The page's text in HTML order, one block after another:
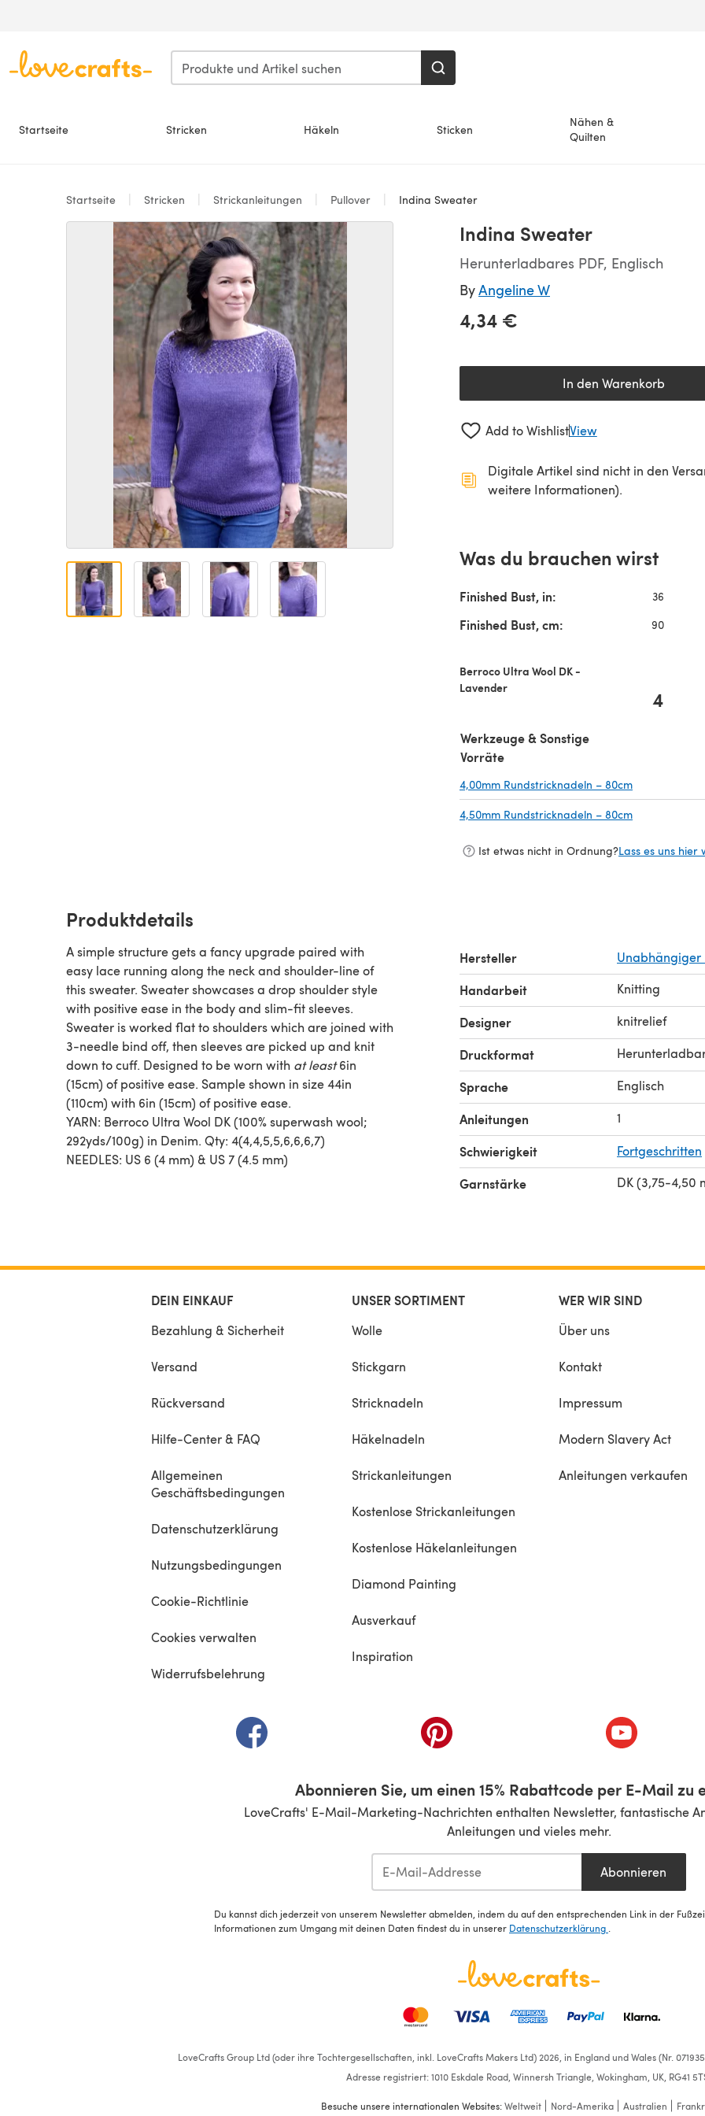
Startseite Stricken Häkeln Sticken
Nähen &
Quilten
Startseite Stricken Strickanleitungen Pullover Indina Sweater
Indina Sweater
Herunterladbares PDF, Englisch
ByAngeline W
4,34 €
In den Warenkorb
Add to WishlistView
Digitale Artikel sind nicht in den
weitere Informationen).
Was du brauchen wirst
Finished Bust, in: 36
Finished Bust, cm: 90
Berroco Ultra Wool DK -
Lavender
4
Werkzeuge & Sonstige
Vorräte
4,00mm Rundstricknadeln – 80cm
4,50mm Rundstricknadeln – 80cm
Ist etwas nicht in Ordnung?Lass es uns hier
Produktdetails
A simple structure gets a fancy upgrade paired with
easy lace running along the neck and shoulder-line of
this sweater. Sweater showcases a drop shoulder style
with positive ease in the body and slim-fit sleeves.
Sweater is worked flat to shoulders which are joined with
3-needle bind off, then sleeves are picked up and knit
down to cuff. Designed to be worn with at least6in
(15cm) of positive ease. Sample shown in size 44in
(110cm) with 6in (15cm) of positive ease.
YARN: Berroco Ultra Wool DK (100% superwash wool;
292yds/100g) in Denim. Qty: 4(4,4,5,5,6,6,6,7)
NEEDLES: US 6 (4 mm) & US 7 (4.5 mm)
Hersteller Unabhängiger
Handarbeit Knitting
Designer knitrelief
Druckformat
Sprache Englisch
Anleitungen 1
Schwierigkeit Fortgeschritten
Garnstärke DK (3,75-4,50
DEIN EINKAUF
Bezahlung & Sicherheit
Versand
Rückversand
Hilfe-Center & FAQ
Allgemeinen
Geschäftsbedingungen
Datenschutzerklärung
Nutzungsbedingungen
Cookie-Richtlinie
Cookies verwalten
Widerrufsbelehrung
UNSER SORTIMENT
Wolle
Stickgarn
Stricknadeln
Häkelnadeln
Strickanleitungen
Kostenlose Strickanleitungen
Kostenlose Häkelanleitungen
Diamond Painting
Ausverkauf
Inspiration
WER WIR SIND
Über uns
Kontakt
Impressum
Modern Slavery Act
Anleitungen verkaufen
(öffnet sich in einem neuen Tab)(öffnet sich in einem neuen Tab)(öffnet sich in
Abonnieren Sie, um einen 15% Rabattcode per E-Mail zu
LoveCrafts' E-Mail-Marketing-Nachrichten enthalten Newsletter, fantastische
Anleitungen und vieles mehr.
Abonnieren
Du kannst dich jederzeit von unserem Newsletter abmelden, indem du auf den entsprechenden Link in der
Informationen zum Umgang mit deinen Daten findest du in unserer Datenschutzerklärung
LoveCrafts Group Ltd (oder ihre Tochtergesellschaften, inkl. LoveCrafts Makers Ltd) 2026, in England und Wales (Nr.
Adresse registriert: 1010 Eskdale Road, Winnersh Triangle, Wokingham, UK, RG41
Besuche unsere internationalen Websites:Weltweit Nord-Amerika Australien